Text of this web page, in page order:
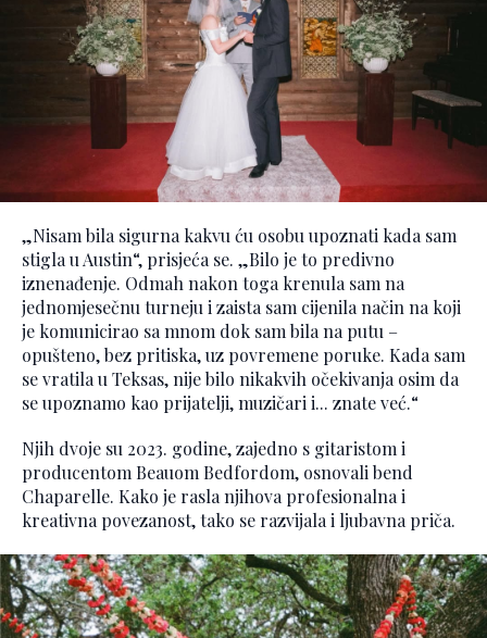
„Nisam bila sigurna kakvu ću osobu upoznati kada sam
stigla u Austin“, prisjeća se. „Bilo je to predivno
iznenađenje. Odmah nakon toga krenula sam na
jednomjesečnu turneju i zaista sam cijenila način na koji
je komunicirao sa mnom dok sam bila na putu –
opušteno, bez pritiska, uz povremene poruke. Kada sam
se vratila u Teksas, nije bilo nikakvih očekivanja osim da
se upoznamo kao prijatelji, muzičari i... znate već.“
Njih dvoje su 2023. godine, zajedno s gitaristom i
producentom Beauom Bedfordom, osnovali bend
Chaparelle. Kako je rasla njihova profesionalna i
kreativna povezanost, tako se razvijala i ljubavna priča.